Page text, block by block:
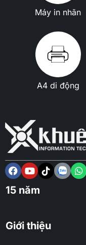
Máy in nhãn
A4 di động
15 năm
Giới thiệu